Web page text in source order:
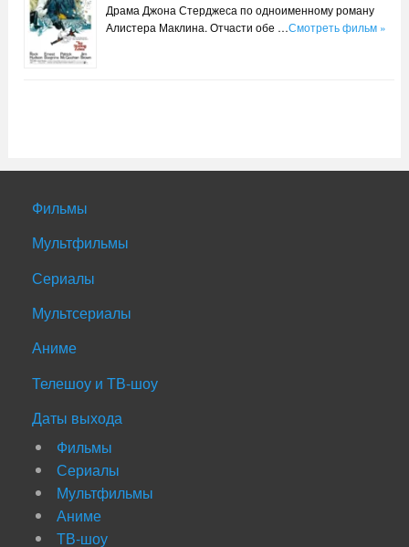
Драма Джона Стерджеса по одноименному роману
Алистера Маклина. Отчасти обе …Смотреть фильм »
Фильмы
Мультфильмы
Сериалы
Мультсериалы
Аниме
Телешоу и ТВ-шоу
Даты выхода
Фильмы
Сериалы
Мультфильмы
Аниме
ТВ-шоу